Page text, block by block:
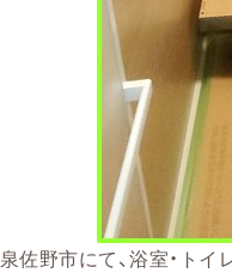
泉佐野市にて、浴室・ト